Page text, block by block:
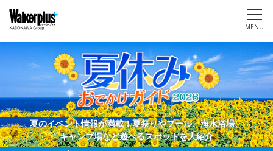
MENU
夏のイベント情報が満載！夏祭りやプール、海水浴場、
キャンプ場など遊べるスポットを大紹介